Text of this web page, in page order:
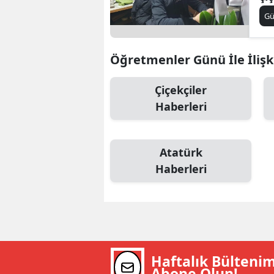
Öğretmenler Günü İle
Çiçekçiler
Haberleri
Atatürk
Haberleri
Haftalık